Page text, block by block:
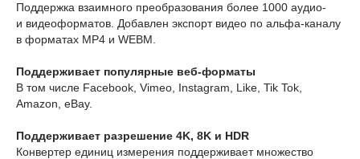
Поддержка взаимного преобразования более 1000 аудио-
и видеоформатов. Добавлен экспорт видео по альфа-каналу
в форматах MP4 и WEBM.
Поддерживает популярные веб-форматы
В том числе Facebook, Vimeo, Instagram, Like, Tik Tok,
Amazon, eBay.
Поддерживает разрешение 4K, 8K и HDR
Конвертер единиц измерения поддерживает множество